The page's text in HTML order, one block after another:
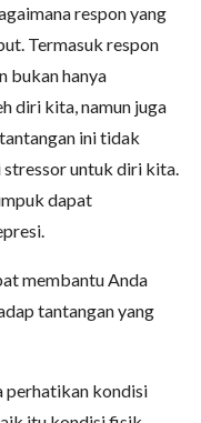
respon yang
Termasuk respon
bukan hanya
diri kita, namun juga
ini tidak
untuk diri kita.
dapat
membantu Anda
tantangan yang
perhatikan kondisi